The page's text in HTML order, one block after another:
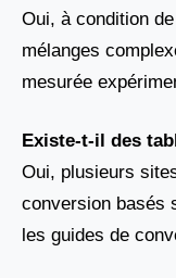
Oui, à condition
mélanges
mesurée
Existe-t-il des
Oui, plusieurs
conversion basés
les guides de